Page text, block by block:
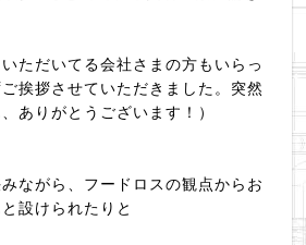
いただいてる会社さまの方もいらっ
挨拶させていただきました。突然
ありがとうございます！）
ながら、フードロスの観点からお
設けられたりと